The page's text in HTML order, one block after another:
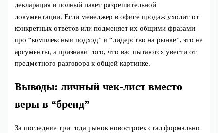
декларация и полный пакет разрешительной
документации. Если менеджер в офисе продаж уходит от
конкретных ответов или подменяет их общими фразами
про “комплексный подход” и “лидерство на рынке”, это не
аргументы, а признаки того, что вас пытаются увести от
предметного разговора к общей картинке.
Выводы: личный чек‑лист вместо
веры в “бренд”
За последние три года рынок новостроек стал формально